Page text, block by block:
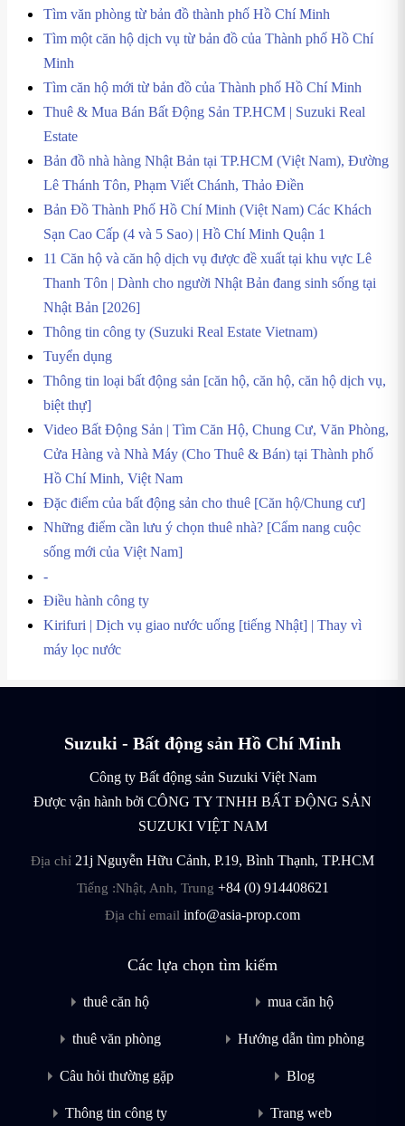
Tìm văn phòng từ bản đồ thành phố Hồ Chí Minh
Tìm một căn hộ dịch vụ từ bản đồ của Thành phố Hồ Chí
Minh
Tìm căn hộ mới từ bản đồ của Thành phố Hồ Chí Minh
Thuê & Mua Bán Bất Động Sản TP.HCM | Suzuki Real
Estate
Bản đồ nhà hàng Nhật Bản tại TP.HCM (Việt Nam), Đường
Lê Thánh Tôn, Phạm Viết Chánh, Thảo Điền
Bản Đồ Thành Phố Hồ Chí Minh (Việt Nam) Các Khách
Sạn Cao Cấp (4 và 5 Sao) | Hồ Chí Minh Quận 1
11 Căn hộ và căn hộ dịch vụ được đề xuất tại khu vực Lê
Thanh Tôn | Dành cho người Nhật Bản đang sinh sống tại
Nhật Bản [2026]
Thông tin công ty (Suzuki Real Estate Vietnam)
Tuyển dụng
Thông tin loại bất động sản [căn hộ, căn hộ, căn hộ dịch vụ,
biệt thự]
Video Bất Động Sản | Tìm Căn Hộ, Chung Cư, Văn Phòng,
Cửa Hàng và Nhà Máy (Cho Thuê & Bán) tại Thành phố
Hồ Chí Minh, Việt Nam
Đặc điểm của bất động sản cho thuê [Căn hộ/Chung cư]
Những điểm cần lưu ý chọn thuê nhà? [Cẩm nang cuộc
sống mới của Việt Nam]
‐
Điều hành công ty
Kirifuri | Dịch vụ giao nước uống [tiếng Nhật] | Thay vì
máy lọc nước
Suzuki - Bất động sản Hồ Chí Minh
Công ty Bất động sản Suzuki Việt Nam
Được vận hành bởi CÔNG TY TNHH BẤT ĐỘNG SẢN
SUZUKI VIỆT NAM
Địa chỉ 21j Nguyễn Hữu Cảnh, P.19, Bình Thạnh, TP.HCM
Tiếng :Nhật, Anh, Trung +84 (0) 914408621
Địa chỉ email info@asia-prop.com
Các lựa chọn tìm kiếm
thuê căn hộ mua căn hộ
thuê văn phòng Hướng dẫn tìm phòng
Câu hỏi thường gặp Blog
Thông tin công ty Trang web